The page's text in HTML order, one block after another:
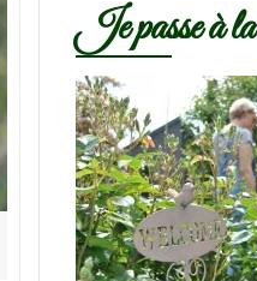
Je passe à